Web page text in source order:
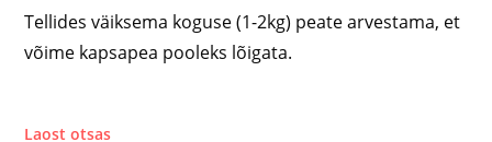
Tellides väiksema koguse (1-2kg) peate arvestama, et
võime kapsapea pooleks lõigata.
Laost otsas